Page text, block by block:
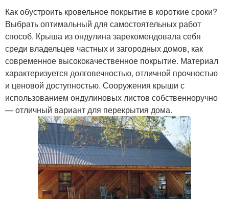
Как обустроить кровельное покрытие в короткие сроки?
Выбрать оптимальный для самостоятельных работ
способ. Крыша из ондулина зарекомендовала себя
среди владельцев частных и загородных домов, как
современное высококачественное покрытие. Материал
характеризуется долговечностью, отличной прочностью
и ценовой доступностью. Сооружения крыши с
использованием ондулиновых листов собственноручно
— отличный вариант для перекрытия дома.